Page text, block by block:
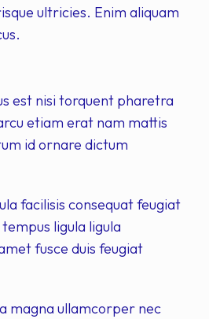
ultricies. Enim aliquam
est nisi torquent pharetra
etiam erat nam mattis
id ornare dictum
facilisis consequat feugiat
ligula ligula
fusce duis feugiat
magna ullamcorper nec